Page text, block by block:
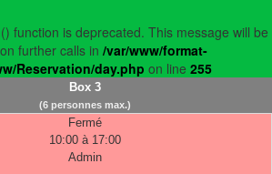
function is deprecated. This message will be
further calls in /var/www/format-
Reservation/day.php on line 255
Box 3
(6 personnes max.)
Fermé
10:00 à 17:00
Admin